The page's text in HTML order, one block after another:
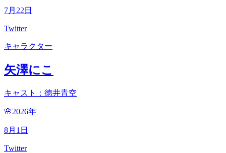
7月 22 日
Twitter
キャラクター
矢澤にこ
キャスト：徳井青空
🌸2026年
8月 1 日
Twitter